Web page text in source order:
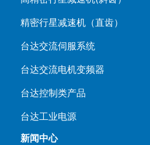
精密行星减速机（直齿）
台达交流伺服系统
台达交流电机变频器
台达控制类产品
台达工业电源
新闻中心